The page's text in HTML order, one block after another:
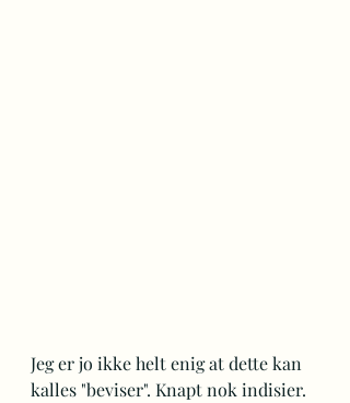
Jeg er jo ikke helt enig at dette kan
kalles "beviser". Knapt nok indisier.